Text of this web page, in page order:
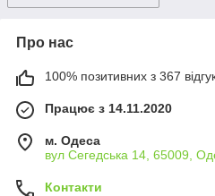
Про нас
100% позитивних з 367
Працює з 14.11.2020
м. Одеса
вул Сегедська 14, 65009,
Контакти